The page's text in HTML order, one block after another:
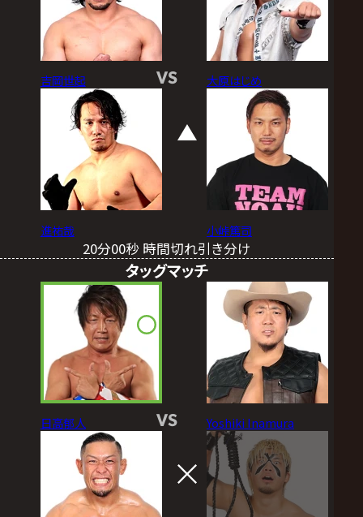
吉岡世起
進祐哉
VS 大原はじめ
小峠篤司
20分00秒 時間切れ引き分け
タッグマッチ
日高郁人 VS Yoshiki Inamura